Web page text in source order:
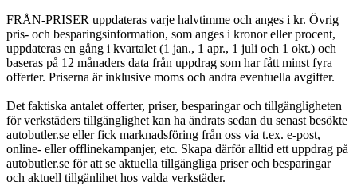
FRÅN-PRISER uppdateras varje halvtimme och anges i kr. Övrig
pris- och besparingsinformation, som anges i kronor eller procent,
uppdateras en gång i kvartalet (1 jan., 1 apr., 1 juli och 1 okt.) och
baseras på 12 månaders data från uppdrag som har fått minst fyra
offerter. Priserna är inklusive moms och andra eventuella avgifter.
Det faktiska antalet offerter, priser, besparingar och tillgängligheten
för verkstäders tillgänglighet kan ha ändrats sedan du senast besökte
autobutler.se eller fick marknadsföring från oss via t.ex. e-post,
online- eller offlinekampanjer, etc. Skapa därför alltid ett uppdrag på
autobutler.se för att se aktuella tillgängliga priser och besparingar
och aktuell tillgänlihet hos valda verkstäder.